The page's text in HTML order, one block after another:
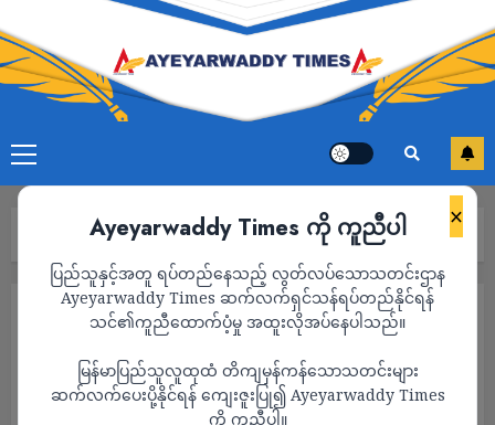
×
Ayeyarwaddy Times ကို ကူညီပါ
ပြည်သူနှင့်အတူ ရပ်တည်နေသည့် လွတ်လပ်သောသတင်းဌာန
Ayeyarwaddy Times ဆက်လက်ရှင်သန်ရပ်တည်နိုင်ရန်
သင်၏ကူညီထောက်ပံ့မှု အထူးလိုအပ်နေပါသည်။
မြန်မာပြည်သူလူထုထံ တိကျမှန်ကန်သောသတင်းများ
ဆက်လက်ပေးပို့နိုင်ရန် ကျေးဇူးပြု၍ Ayeyarwaddy Times
ကို ကူညီပါ။
2022 July Page 7
Month:July 2022